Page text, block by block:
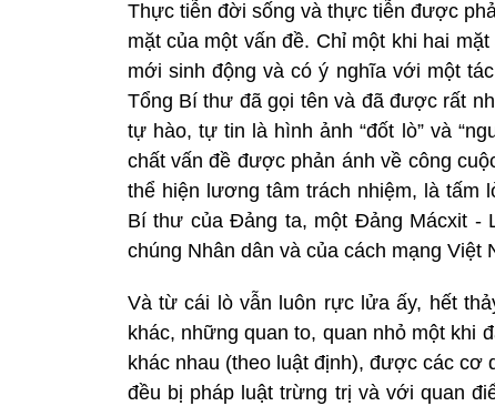
Thực tiễn đời sống và thực tiễn được
mặt của một vấn đề. Chỉ một khi hai
mới sinh động và có ý nghĩa với một
Tổng Bí thư đã gọi tên và đã được rất
tự hào, tự tin là hình ảnh “đốt lò” và
chất vấn đề được phản ánh về công
thể hiện lương tâm trách nhiệm, là tấm
Bí thư của Đảng ta, một Đảng Mácxit -
chúng Nhân dân và của cách mạng Việt
Và từ cái lò vẫn luôn rực lửa ấy, hết
khác, những quan to, quan nhỏ một khi
khác nhau (theo luật định), được các
đều bị pháp luật trừng trị và với quan